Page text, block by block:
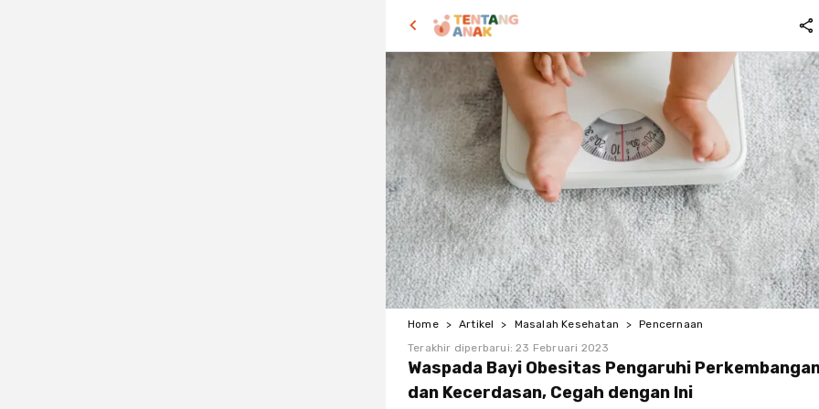
Home > Artikel > Masalah Kesehatan > Pencernaan
Terakhir diperbarui:23 Februari 2023
Waspada Bayi Obesitas Pengaruhi
dan Kecerdasan, Cegah dengan Ini